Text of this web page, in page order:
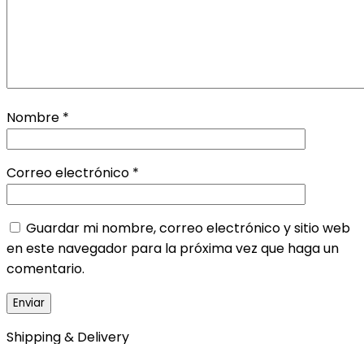
Nombre *
Correo electrónico *
Guardar mi nombre, correo electrónico y sitio web
en este navegador para la próxima vez que haga un
comentario.
Shipping & Delivery